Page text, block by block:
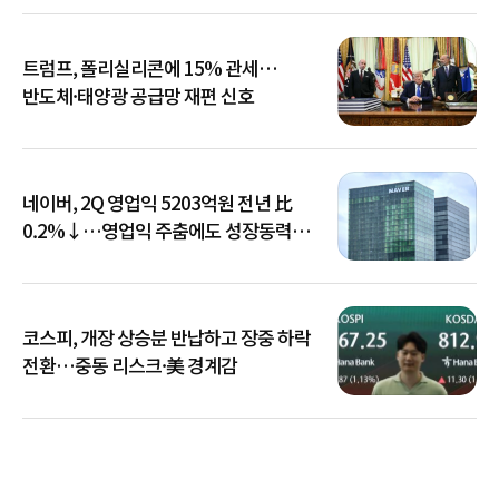
트럼프, 폴리실리콘에 15% 관세…
반도체·태양광 공급망 재편 신호
네이버, 2Q 영업익 5203억원 전년 比
0.2%↓…영업익 주춤에도 성장동력
코스피, 개장 상승분 반납하고 장중 하락
전환…중동 리스크·美 경계감